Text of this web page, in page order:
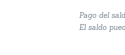
Pago del
El saldo